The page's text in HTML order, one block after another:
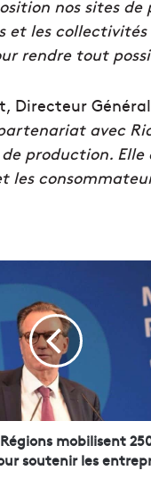
nos sites de
et les
rendre tout
Directeur
avec
production.
les
mobilisent
soutenir les